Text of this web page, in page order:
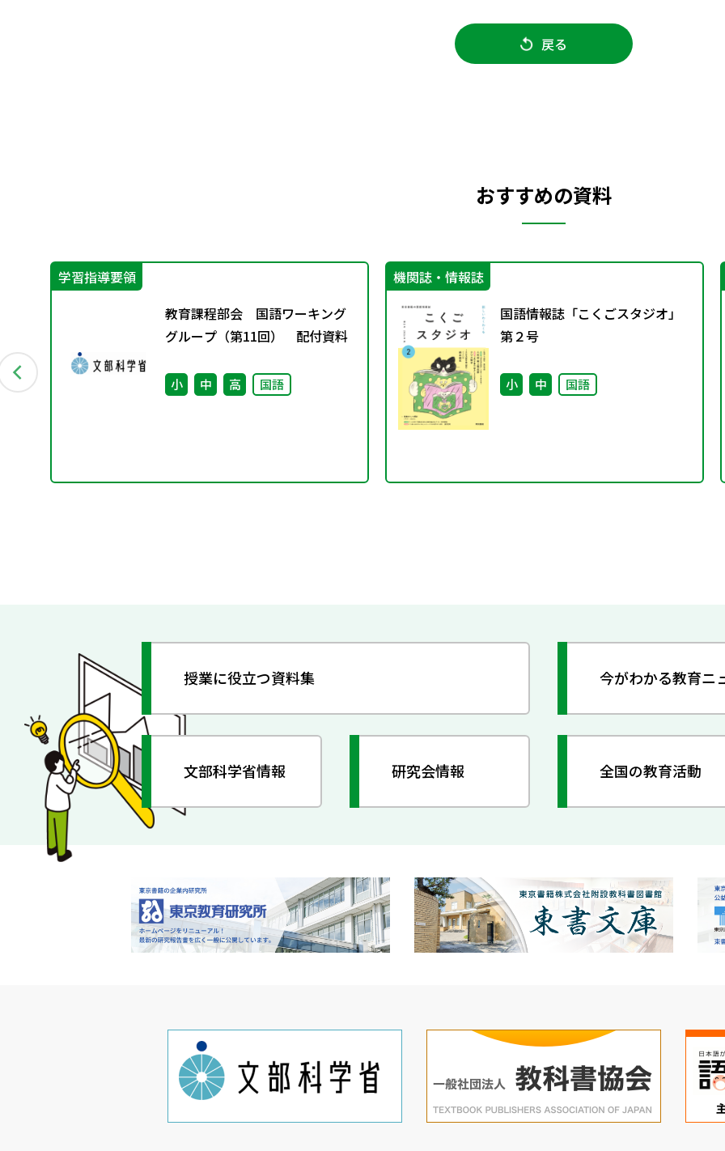
戻る
おすすめの資料
学習指導要領
教育課程部会 国語ワーキング
グループ（第11回） 配付資料
小 中 高 国語
機関誌・情報誌
国語情報誌「こくごスタジオ」
第２号
小 中 国語
授業に役立つ資料集 今がわかる教育ニ
文部科学省情報 研究会情報 全国の教育活動